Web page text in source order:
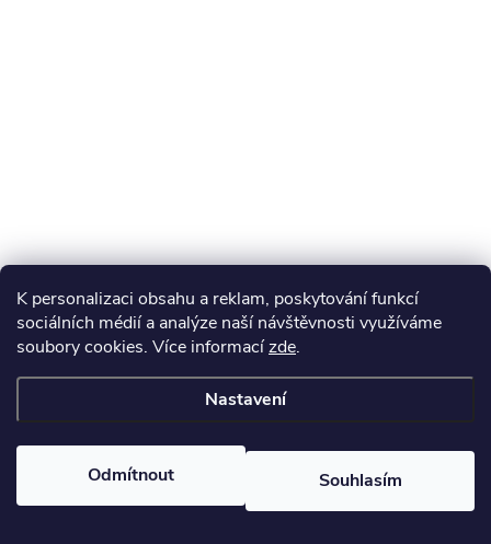
K personalizaci obsahu a reklam, poskytování funkcí
sociálních médií a analýze naší návštěvnosti využíváme
soubory cookies. Více informacízde.
Nastavení
Odmítnout Souhlasím